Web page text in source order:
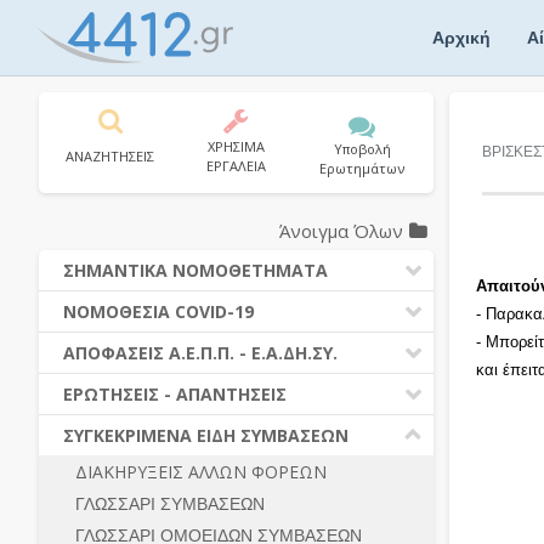
Αρχική
-
-
και
ΑΝΑΖΗΤΗΣΕΙΣ
ΧΡΗΣΙΜΑ
ΕΡΓΑΛΕΙΑ
Υποβολή
Ερωτημάτων
Άνοιγμα Όλων
ΣΗΜΑΝΤΙΚΑ ΝΟΜΟΘΕΤΗΜΑΤΑ
ΔΗΜΟΣΙΕΣ ΣΥΜΒΑΣΕΙΣ (Ν. 4412/2016)
ΔΗΜΟΤΙΚΟΣ ΚΩΔΙΚΑΣ (Ν.3463/2006)
ΚΑΛΛΙΚΡΑΤΗΣ (Ν.3852/2010)
ΝΟΜΟΘΕΣΙΑ - ΝΟΜΟΛΟΓΙΑ (ΣΥΝΟΛΟ)
ΝΟΜΟΘΕΣΙΑ COVID-19
ΝΟΜΟΘΕΣΙΑ - ΝΟΜΟΛΟΓΙΑ COVID -19
ΕΡΩΤΗΣΕΙΣ - ΑΠΑΝΤΗΣΕΙΣ
ΑΠΟΦΑΣΕΙΣ Α.Ε.Π.Π. - Ε.Α.ΔΗ.ΣΥ.
ΠΡΟΔΙΚΑΣΤΙΚΗ ΠΡΟΣΦΥΓΗ
ΓΕΝΙΚΟΙ ΚΑΝΟΝΕΣ
ΔΙΚΑΙΟΥΜΕΝΟΙ ΣΥΜΜΕΤΟΧΗΣ
ΠΡΟΣΦΟΡΕΣ – ΔΙΚΑΙΟΛΟΓΗΤΙΚΑ
ΣΥΜΜΕΤΟΧΗΣ
ΕΡΩΤΗΣΕΙΣ - ΑΠΑΝΤΗΣΕΙΣ
Ν. 4782/2021 - ΤΡΟΠΟΠΟΙΗΣΗ
4412/2016
ΔΙΕΞΑΓΩΓΗ ΔΙΑΔΙΚΑΣΙΑΣ
ΔΙΑΔΙΚΑΣΙΕΣ ΑΝΑΘΕΣΗΣ
ΣΥΓΚΕΚΡΙΜΕΝΑ ΕΙΔΗ ΣΥΜΒΑΣΕΩΝ
ΔΙΑΚΗΡΥΞΕΙΣ ΑΛΛΩΝ ΦΟΡΕΩΝ
ΓΛΩΣΣΑΡΙ ΣΥΜΒΑΣΕΩΝ
ΓΛΩΣΣΑΡΙ ΟΜΟΕΙΔΩΝ ΣΥΜΒΑΣΕΩΝ